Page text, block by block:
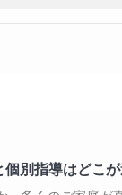
を育てたいと
まで一貫して相
す方
国語大学など
でも変わってき
これからもよろ
別指導はどこ